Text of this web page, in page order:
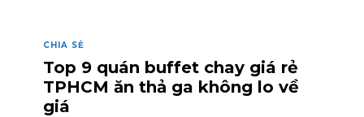
CHIA SẺ
Top 9 quán buffet chay giá rẻ
TPHCM ăn thả ga không lo về
giá